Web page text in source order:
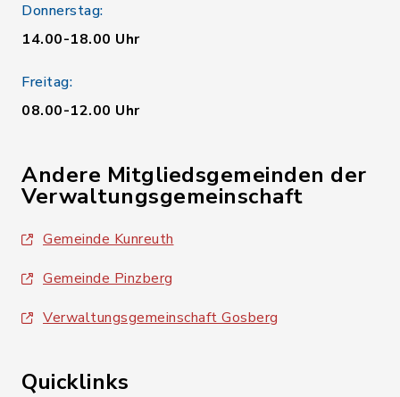
Donnerstag:
14.00-18.00 Uhr
Freitag:
08.00-12.00 Uhr
Andere Mitgliedsgemeinden der
Verwaltungsgemeinschaft
Gemeinde Kunreuth
Gemeinde Pinzberg
Verwaltungsgemeinschaft Gosberg
Quicklinks